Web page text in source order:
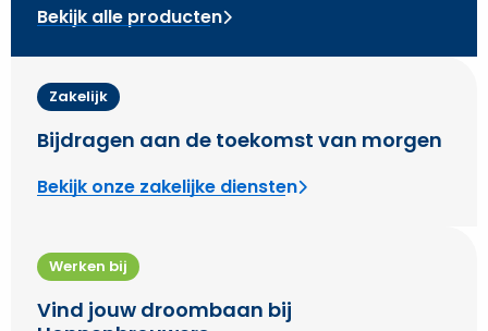
Bekijk alle producten
Zakelijk
Bijdragen aan de toekomst van morgen
Bekijk onze zakelijke diensten
Werken bij
Vind jouw droombaan bij